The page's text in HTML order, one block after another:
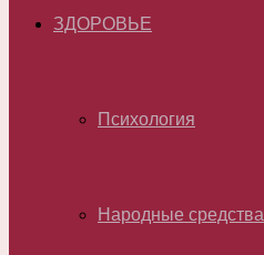
ЗДОРОВЬЕ
Психология
Народные средства